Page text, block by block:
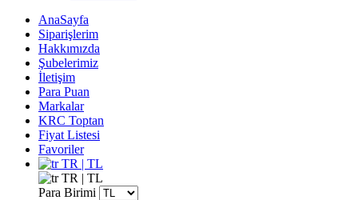
AnaSayfa
Siparişlerim
Hakkımızda
Şubelerimiz
İletişim
Para Puan
Markalar
KRC Toptan
Fiyat Listesi
Favoriler
TR | TL
TR | TL
Para Birimi